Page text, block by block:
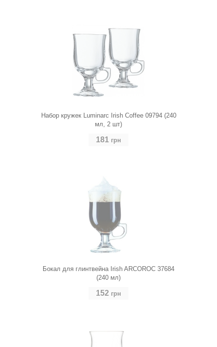
Набор кружек Luminarc Irish Coffee 09794 (240
мл, 2 шт)
181 грн
Бокал для глинтвейна Irish ARCOROC 37684
(240 мл)
152 грн